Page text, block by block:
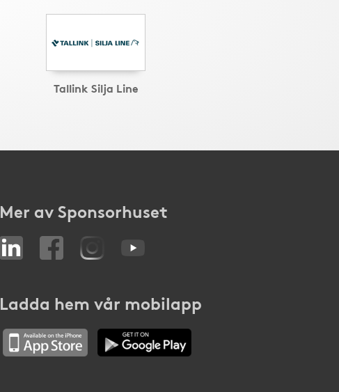
Tallink Silja Line
Mer av Sponsorhuset
Ladda hem vår mobilapp